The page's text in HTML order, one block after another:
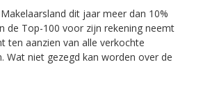
dit jaar meer dan 10%
de Top-100 voor zijn rekening neemt
ten aanzien van alle verkochte
Wat niet gezegd kan worden over de